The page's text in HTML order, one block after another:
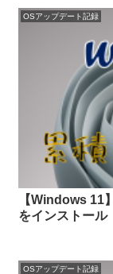
OSアップデート記録
【Windows 11
をインストール
OSアップデート記録